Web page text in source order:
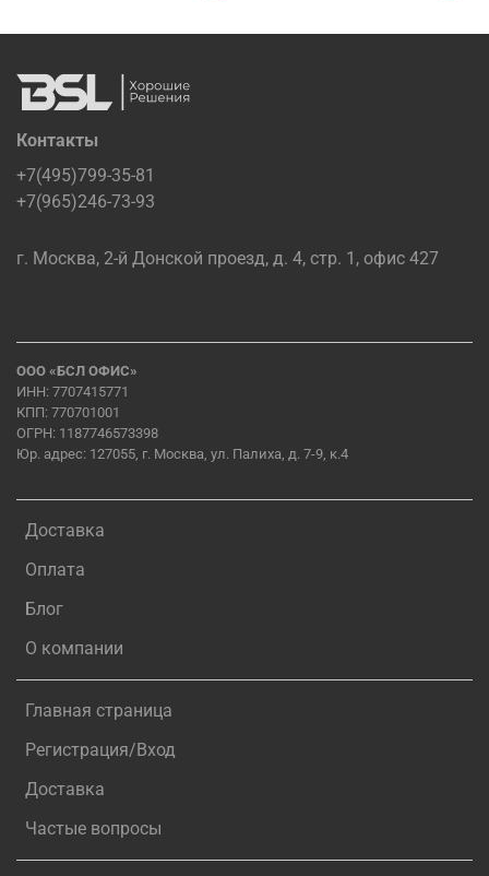
ООО «БСЛ ОФИС»
ИНН: 7707415771
КПП: 770701001
ОГРН: 1187746573398
Юр. адрес: 127055, г. Москва, ул. Палиха, д. 7-9, к.4
Доставка
Оплата
Блог
О компании
Главная страница
Регистрация/Вход
Доставка
Частые вопросы
Контакты
+7(495)799-35-81
+7(965)246-73-93
г. Москва, 2-й Донской проезд, д. 4, стр. 1, офис 427